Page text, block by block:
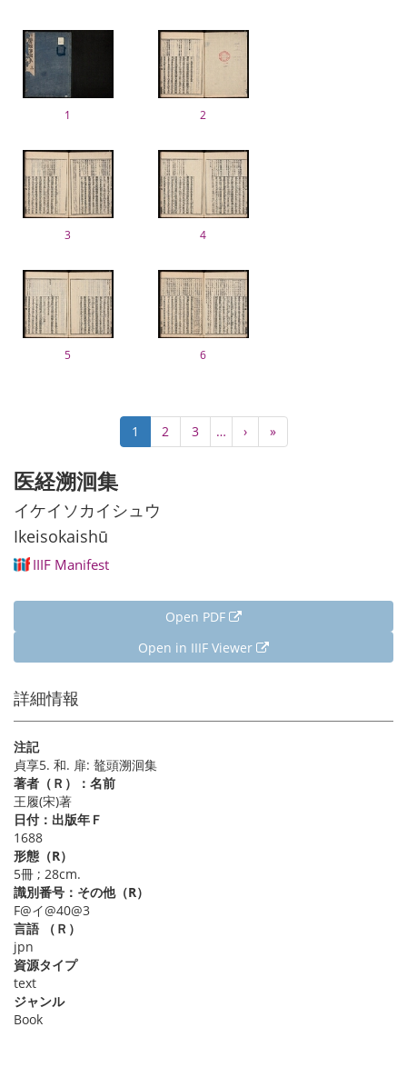
1 2
3 4
5 6
Current
page
1 Page
2 Page
3 …
Next
page
›
Last
page
»
医経溯洄集
イケイソカイシュウ
Ikeisokaishū
IIIF Manifest
Open PDF
Open in IIIF Viewer
詳細情報
注記
貞享5. 和. 扉: 鼇頭溯洄集
著者（Ｒ）：名前
王履(宋)著
日付：出版年Ｆ
1688
形態（R）
5冊 ; 28cm.
識別番号：その他（R）
F@イ@40@3
言語 （Ｒ）
jpn
資源タイプ
text
ジャンル
Book